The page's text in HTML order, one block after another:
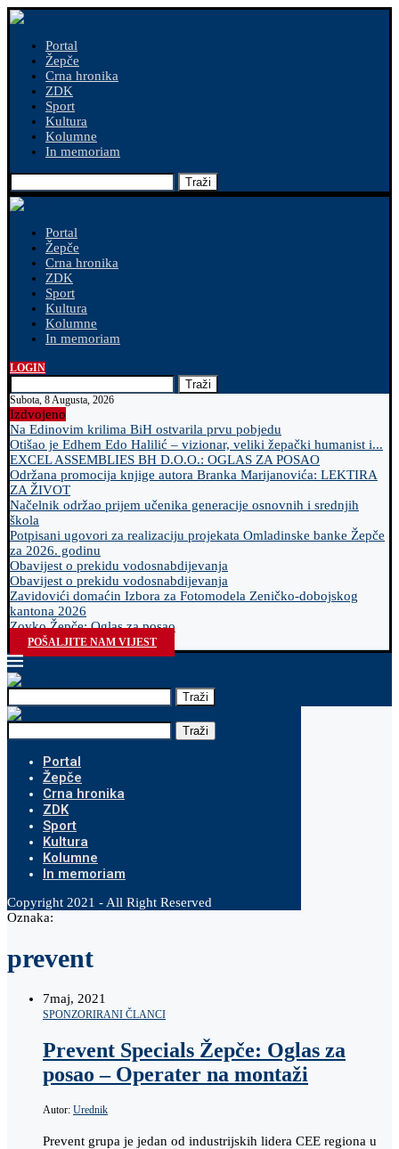
Portal
Žepče
Crna hronika
ZDK
Sport
Kultura
Kolumne
In memoriam
Traži
Portal
Žepče
Crna hronika
ZDK
Sport
Kultura
Kolumne
In memoriam
LOGIN
Traži
Subota, 8 Augusta, 2026
Izdvojeno
Na Edinovim krilima BiH ostvarila prvu pobjedu
Otišao je Edhem Edo Halilić – vizionar, veliki žepački humanist i...
EXCEL ASSEMBLIES BH D.O.O.: OGLAS ZA POSAO
Održana promocija knjige autora Branka Marijanovića: LEKTIRA
ZA ŽIVOT
Načelnik održao prijem učenika generacije osnovnih i srednjih
škola
Potpisani ugovori za realizaciju projekata Omladinske banke Žepče
za 2026. godinu
Obavijest o prekidu vodosnabdijevanja
Obavijest o prekidu vodosnabdijevanja
Zavidovići domaćin Izbora za Fotomodela Zeničko-dobojskog
kantona 2026
Zovko Žepče: Oglas za posao
POŠALJITE NAM VIJEST
Traži
Traži
Portal
Žepče
Crna hronika
ZDK
Sport
Kultura
Kolumne
In memoriam
Copyright 2021 - All Right Reserved
Oznaka:
prevent
7maj, 2021
SPONZORIRANI ČLANCI
Prevent Specials Žepče: Oglas za
posao – Operater na montaži
Autor: Urednik
Prevent grupa je jedan od industrijskih lidera CEE regiona u